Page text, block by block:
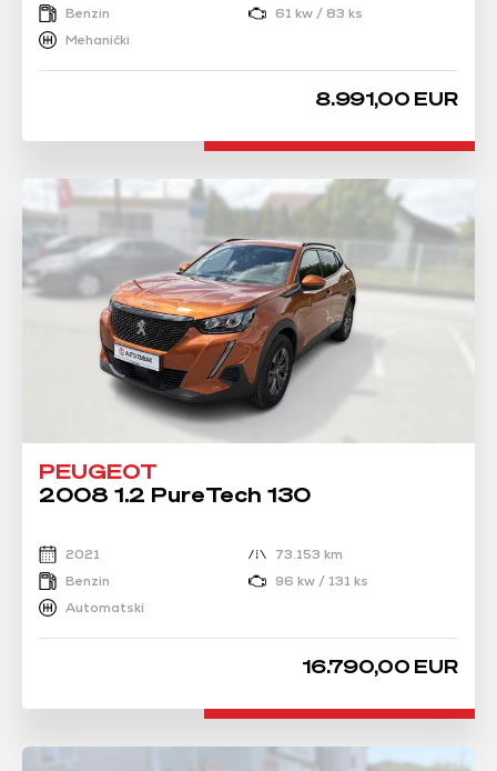
Benzin
61 kw / 83 ks
Mehanički
8.991,00 EUR
PEUGEOT
2008 1.2 PureTech 130
2021
73.153 km
Benzin
96 kw / 131 ks
Automatski
16.790,00 EUR